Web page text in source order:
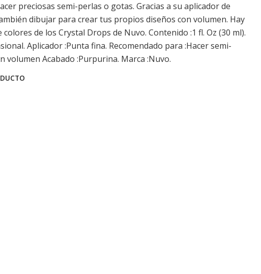
preciosas semi-perlas o gotas. Gracias a su aplicador de
dibujar para crear tus propios diseños con volumen. Hay
de los Crystal Drops de Nuvo. Contenido :1 fl. Oz (30 ml).
Aplicador :Punta fina. Recomendado para :Hacer semi-
volumen Acabado :Purpurina. Marca :Nuvo.